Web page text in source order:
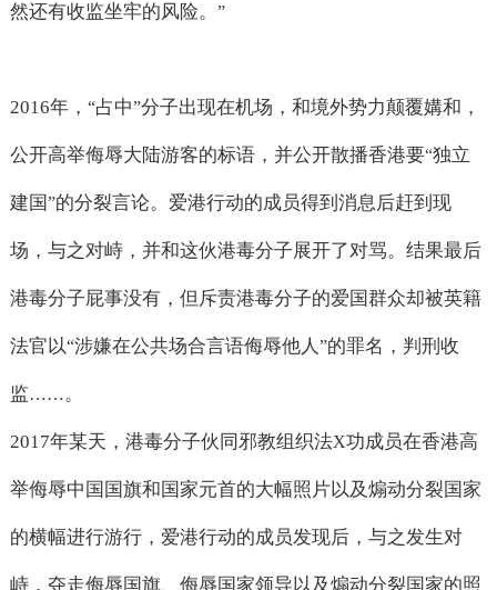
然还有收监坐牢的风险。 ”
2016年， “占中”分子出现在机场，和境外势力颠覆媾和，
公开高举侮辱大陆游客的标语，并公开散播香港要“独立
建国”的分裂言论。爱港行动的成员得到消息后赶到现
场，与之对峙，并和这伙港毒分子展开了对骂。结果最后
港毒分子屁事没有，但斥责港毒分子的爱国群众却被英籍
法官以“涉嫌在公共场合言语侮辱他人”的罪名，判刑收
监……。
2017年某天，港毒分子伙同邪教组织法X功成员在香港高
举侮辱中国国旗和国家元首的大幅照片以及煽动分裂国家
的横幅进行游行，爱港行动的成员发现后，与之发生对
峙，夺走侮辱国旗、侮辱国家领导以及煽动分裂国家的照